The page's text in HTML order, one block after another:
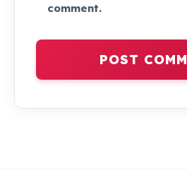
comment.